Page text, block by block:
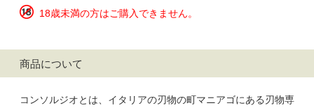
18歳未満の方はご購入できません。
商品について
コンソルジオとは、イタリアの刃物の町マニアゴにある刃物専